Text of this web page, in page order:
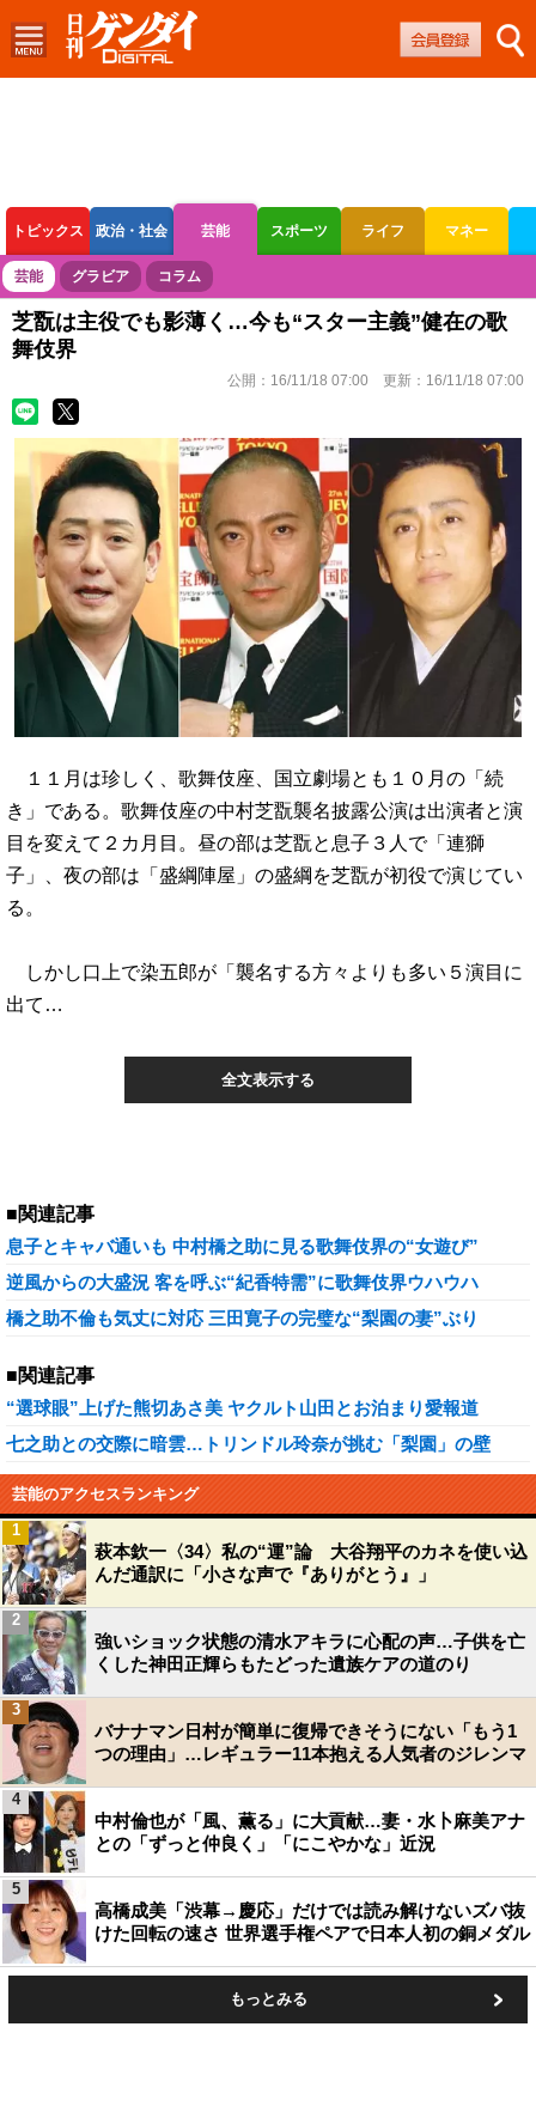
トピックス 政治・社会 芸能 スポーツ ライフ マネー
ボートレース 競輪 オートレース
芸能 グラビア コラム
芝翫は主役でも影薄く…今も“スター主義”健在の歌
舞伎界
公開： 16/11/18 07:00 更新： 16/11/18 07:00
１１月は珍しく、歌舞伎座、国立劇場とも１０月の「続
き」である。歌舞伎座の中村芝翫襲名披露公演は出演者と演
目を変えて２カ月目。昼の部は芝翫と息子３人で「連獅
子」、夜の部は「盛綱陣屋」の盛綱を芝翫が初役で演じてい
る。
しかし口上で染五郎が「襲名する方々よりも多い５演目に
出て…
全文表示する
■関連記事
息子とキャバ通いも 中村橋之助に見る歌舞伎界の“女遊び”
逆風からの大盛況 客を呼ぶ“紀香特需”に歌舞伎界ウハウハ
橋之助不倫も気丈に対応 三田寛子の完璧な“梨園の妻”ぶり
■関連記事
“選球眼”上げた熊切あさ美 ヤクルト山田とお泊まり愛報道
七之助との交際に暗雲…トリンドル玲奈が挑む「梨園」の壁
芸能のアクセスランキング
萩本欽一〈34〉私の“運”論 大谷翔平のカネを使い込
んだ通訳に「小さな声で『ありがとう』」
1
強いショック状態の清水アキラに心配の声…子供を亡
くした神田正輝らもたどった遺族ケアの道のり
2
バナナマン日村が簡単に復帰できそうにない「もう1
つの理由」…レギュラー11本抱える人気者のジレンマ
3
中村倫也が「風、薫る」に大貢献…妻・水卜麻美アナ
との「ずっと仲良く」「にこやかな」近況
4
高橋成美「渋幕→慶応」だけでは読み解けないズバ抜
けた回転の速さ 世界選手権ペアで日本人初の銅メダル
5
もっとみる